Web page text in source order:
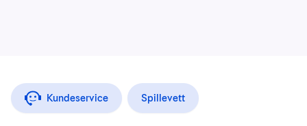
Kundeservice Spillevett